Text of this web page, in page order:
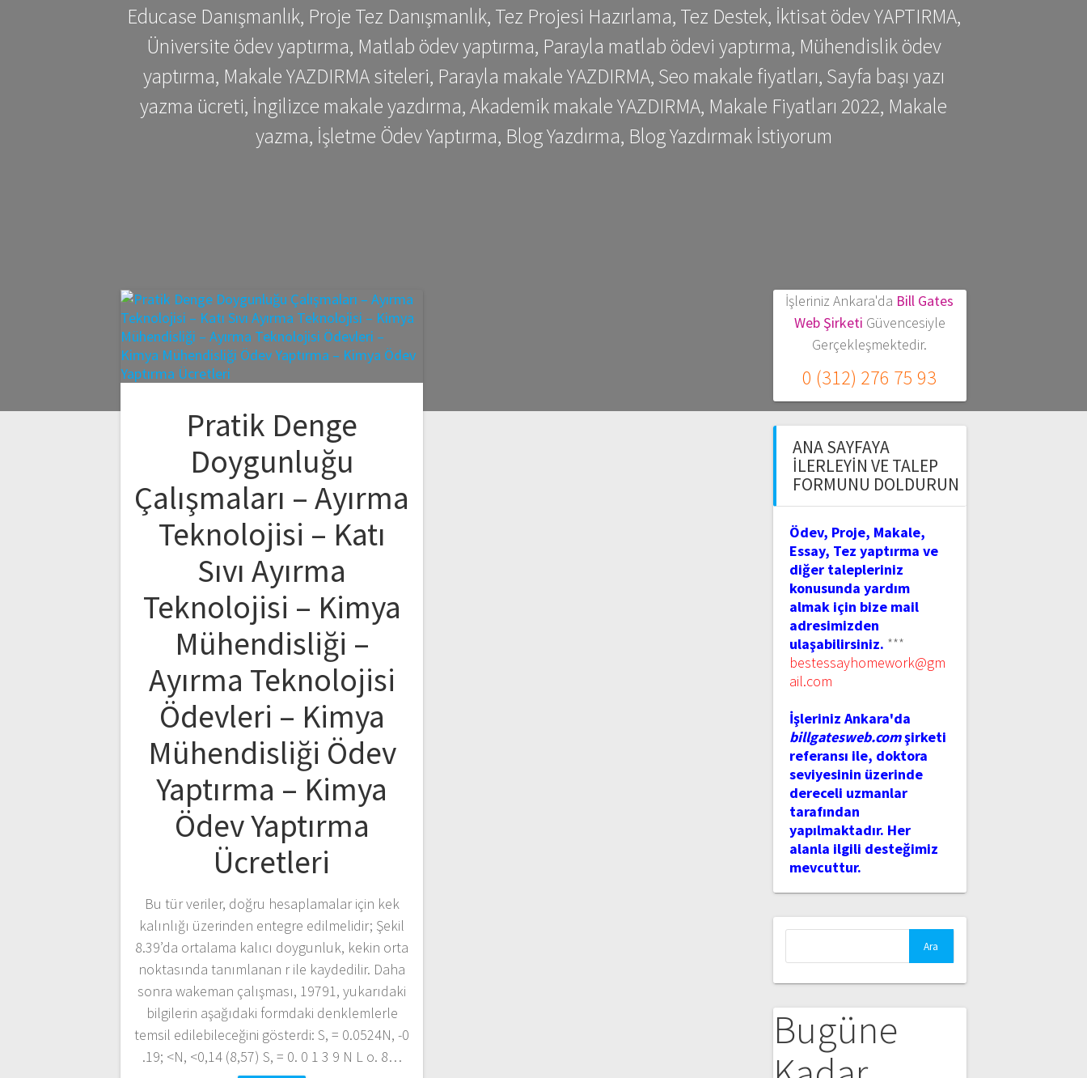
Educase Danışmanlık, Proje Tez Danışmanlık, Tez Projesi Hazırlama, Tez Destek, İktisat ödev YAPTIRMA,
Üniversite ödev yaptırma, Matlab ödev yaptırma, Parayla matlab ödevi yaptırma, Mühendislik ödev
yaptırma, Makale YAZDIRMA siteleri, Parayla makale YAZDIRMA, Seo makale fiyatları, Sayfa başı yazı
yazma ücreti, İngilizce makale yazdırma, Akademik makale YAZDIRMA, Makale Fiyatları 2022, Makale
yazma, İşletme Ödev Yaptırma, Blog Yazdırma, Blog Yazdırmak İstiyorum
Pratik Denge
Doygunluğu
Çalışmaları – Ayırma
Teknolojisi – Katı
Sıvı Ayırma
Teknolojisi – Kimya
Mühendisliği –
Ayırma Teknolojisi
Ödevleri – Kimya
Mühendisliği Ödev
Yaptırma – Kimya
Ödev Yaptırma
Ücretleri
Bu tür veriler, doğru hesaplamalar için kek
kalınlığı üzerinden entegre edilmelidir; Şekil
8.39’da ortalama kalıcı doygunluk, kekin orta
noktasında tanımlanan r ile kaydedilir. Daha
sonra wakeman çalışması, 19791, yukarıdaki
bilgilerin aşağıdaki formdaki denklemlerle
temsil edilebileceğini gösterdi: S, = 0.0524N, -0
.19; <N, <0,14 (8,57) S, = 0. 0 1 3 9 N L o. 8…
İşleriniz Ankara'da Bill Gates
Web Şirketi Güvencesiyle
Gerçekleşmektedir.
0 (312) 276 75 93
ANA SAYFAYA
İLERLEYIN VE TALEP
FORMUNU DOLDURUN
Ödev, Proje, Makale,
Essay, Tez yaptırma ve
diğer talepleriniz
konusunda yardım
almak için bize mail
adresimizden
ulaşabilirsiniz. ***
bestessayhomework@gm
ail.com
İşleriniz Ankara'da
billgatesweb.comşirketi
referansı ile, doktora
seviyesinin üzerinde
dereceli uzmanlar
tarafından
yapılmaktadır. Her
alanla ilgili desteğimiz
mevcuttur.
Bugüne